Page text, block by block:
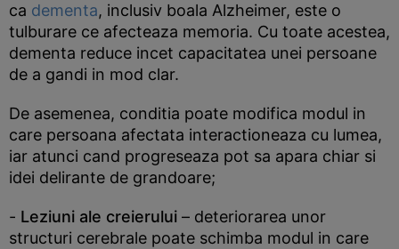
ca dementa, inclusiv boala Alzheimer, este o
tulburare ce afecteaza memoria. Cu toate acestea,
dementa reduce incet capacitatea unei persoane
de a gandi in mod clar.
De asemenea, conditia poate modifica modul in
care persoana afectata interactioneaza cu lumea,
iar atunci cand progreseaza pot sa apara chiar si
idei delirante de grandoare;
- Leziuni ale creierului – deteriorarea unor
structuri cerebrale poate schimba modul in care